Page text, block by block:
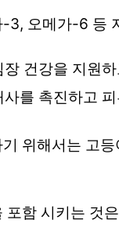
3, 오메가-6 등
건강을 지원
를 촉진하고
위해서는 고등
포함 시키는 것